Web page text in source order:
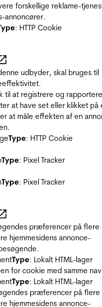
forskellige reklame-
annoncører.
: HTTP Cookie
udbyder, skal bruges til
til at registrere og
at have set eller klikket på
at måle effekten af en
Type: HTTP Cookie
Type: Pixel Tracker
Type: Pixel Tracker
præferencer på flere
hjemmesidens annonce-
Type: Lokalt HTML-lager
for cookie med samme
Type: Lokalt HTML-lager
præferencer på flere
hjemmesidens annonce-